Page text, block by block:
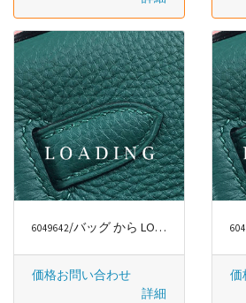
6049642/バッグ から LONGCHAMP
価格お問い合わせ
詳細
価